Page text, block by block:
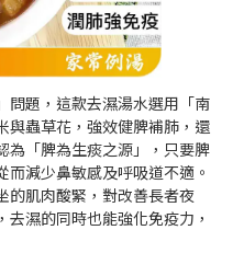
問題，這款去濕湯水選用「南
與蟲草花，強效健脾補肺，還
為「脾為生痰之源」，只要脾
減少鼻敏感及呼吸道不適。
的肌肉酸緊，對改善長者夜
濕的同時也能強化免疫力，